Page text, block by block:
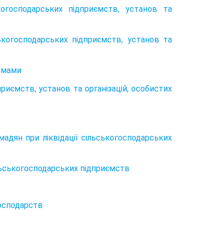
підприємств, установ та
підприємств, установ та
установ та організацій, особистих
при ліквідації сільськогосподарських
підприємств